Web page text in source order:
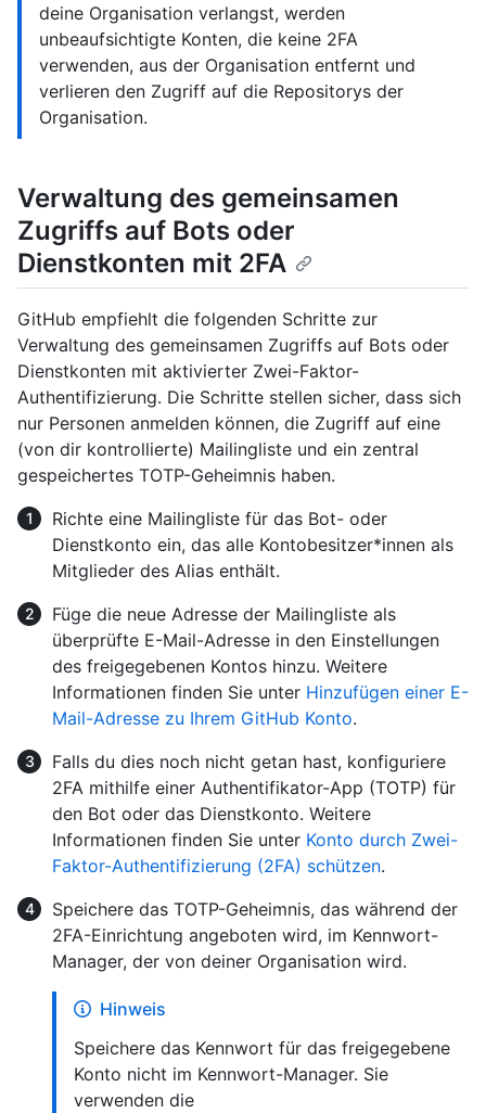
deine Organisation verlangst, werden
unbeaufsichtigte Konten, die keine 2FA
verwenden, aus der Organisation entfernt und
verlieren den Zugriff auf die Repositorys der
Organisation.
Verwaltung des gemeinsamen
Zugriffs auf Bots oder
Dienstkonten mit 2FA
GitHub empfiehlt die folgenden Schritte zur
Verwaltung des gemeinsamen Zugriffs auf Bots oder
Dienstkonten mit aktivierter Zwei-Faktor-
Authentifizierung. Die Schritte stellen sicher, dass sich
nur Personen anmelden können, die Zugriff auf eine
(von dir kontrollierte) Mailingliste und ein zentral
gespeichertes TOTP-Geheimnis haben.
Richte eine Mailingliste für das Bot- oder
Dienstkonto ein, das alle Kontobesitzer*innen als
Mitglieder des Alias enthält.
Füge die neue Adresse der Mailingliste als
überprüfte E-Mail-Adresse in den Einstellungen
des freigegebenen Kontos hinzu. Weitere
Informationen finden Sie unter Hinzufügen einer E-
Mail-Adresse zu Ihrem GitHub Konto.
Falls du dies noch nicht getan hast, konfiguriere
2FA mithilfe einer Authentifikator-App (TOTP) für
den Bot oder das Dienstkonto. Weitere
Informationen finden Sie unter Konto durch Zwei-
Faktor-Authentifizierung (2FA) schützen.
Speichere das TOTP-Geheimnis, das während der
2FA-Einrichtung angeboten wird, im Kennwort-
Manager, der von deiner Organisation wird.
Hinweis
Speichere das Kennwort für das freigegebene
Konto nicht im Kennwort-Manager. Sie
verwenden die